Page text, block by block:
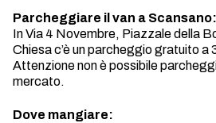
Parcheggiare il van a Scansano:
In Via 4 Novembre, Piazzale della
Chiesa c’è un parcheggio gratuito a
Attenzione non è possibile
mercato.
Dove mangiare: